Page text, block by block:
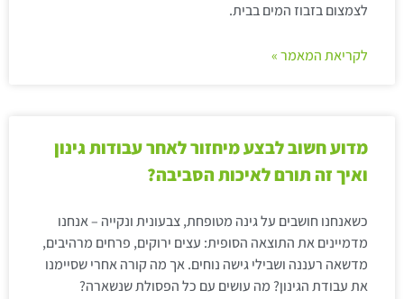
לצמצום בזבוז המים בבית.
לקריאת המאמר »
מדוע חשוב לבצע מיחזור לאחר עבודות גינון
ואיך זה תורם לאיכות הסביבה?
כשאנחנו חושבים על גינה מטופחת, צבעונית ונקייה – אנחנו
מדמיינים את התוצאה הסופית: עצים ירוקים, פרחים מרהיבים,
מדשאה רעננה ושבילי גישה נוחים. אך מה קורה אחרי שסיימנו
את עבודת הגינון? מה עושים עם כל הפסולת שנשארה?